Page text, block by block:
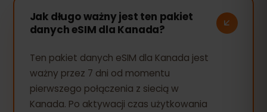
Jak długo ważny jest ten pakiet
danych eSIM dla Kanada?
Ten pakiet danych eSIM dla Kanada jest
ważny przez 7 dni od momentu
pierwszego połączenia z siecią w
Kanada. Po aktywacji czas użytkowania